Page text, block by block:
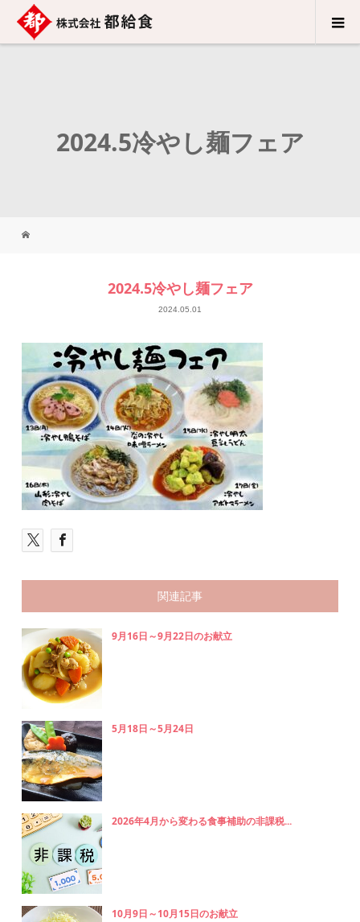
2024.5冷やし麺フェア
2024.5冷やし麺フェア
2024.05.01
関連記事
9月16日～9月22日のお献立
5月18日～5月24日
2026年4月から変わる食事補助の非課税...
10月9日～10月15日のお献立